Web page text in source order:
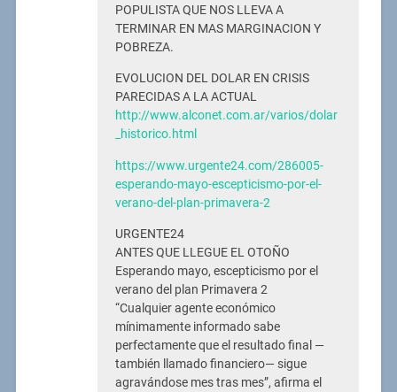
POPULISTA QUE NOS LLEVA A
TERMINAR EN MAS MARGINACION Y
POBREZA.
EVOLUCION DEL DOLAR EN CRISIS
PARECIDAS A LA ACTUAL
http://www.alconet.com.ar/varios/dolar
_historico.html
https://www.urgente24.com/286005-
esperando-mayo-escepticismo-por-el-
verano-del-plan-primavera-2
URGENTE24
ANTES QUE LLEGUE EL OTOÑO
Esperando mayo, escepticismo por el
verano del plan Primavera 2
“Cualquier agente económico
mínimamente informado sabe
perfectamente que el resultado final —
también llamado financiero— sigue
agravándose mes tras mes”, afirma el